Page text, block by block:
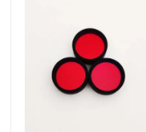
Chi siamo